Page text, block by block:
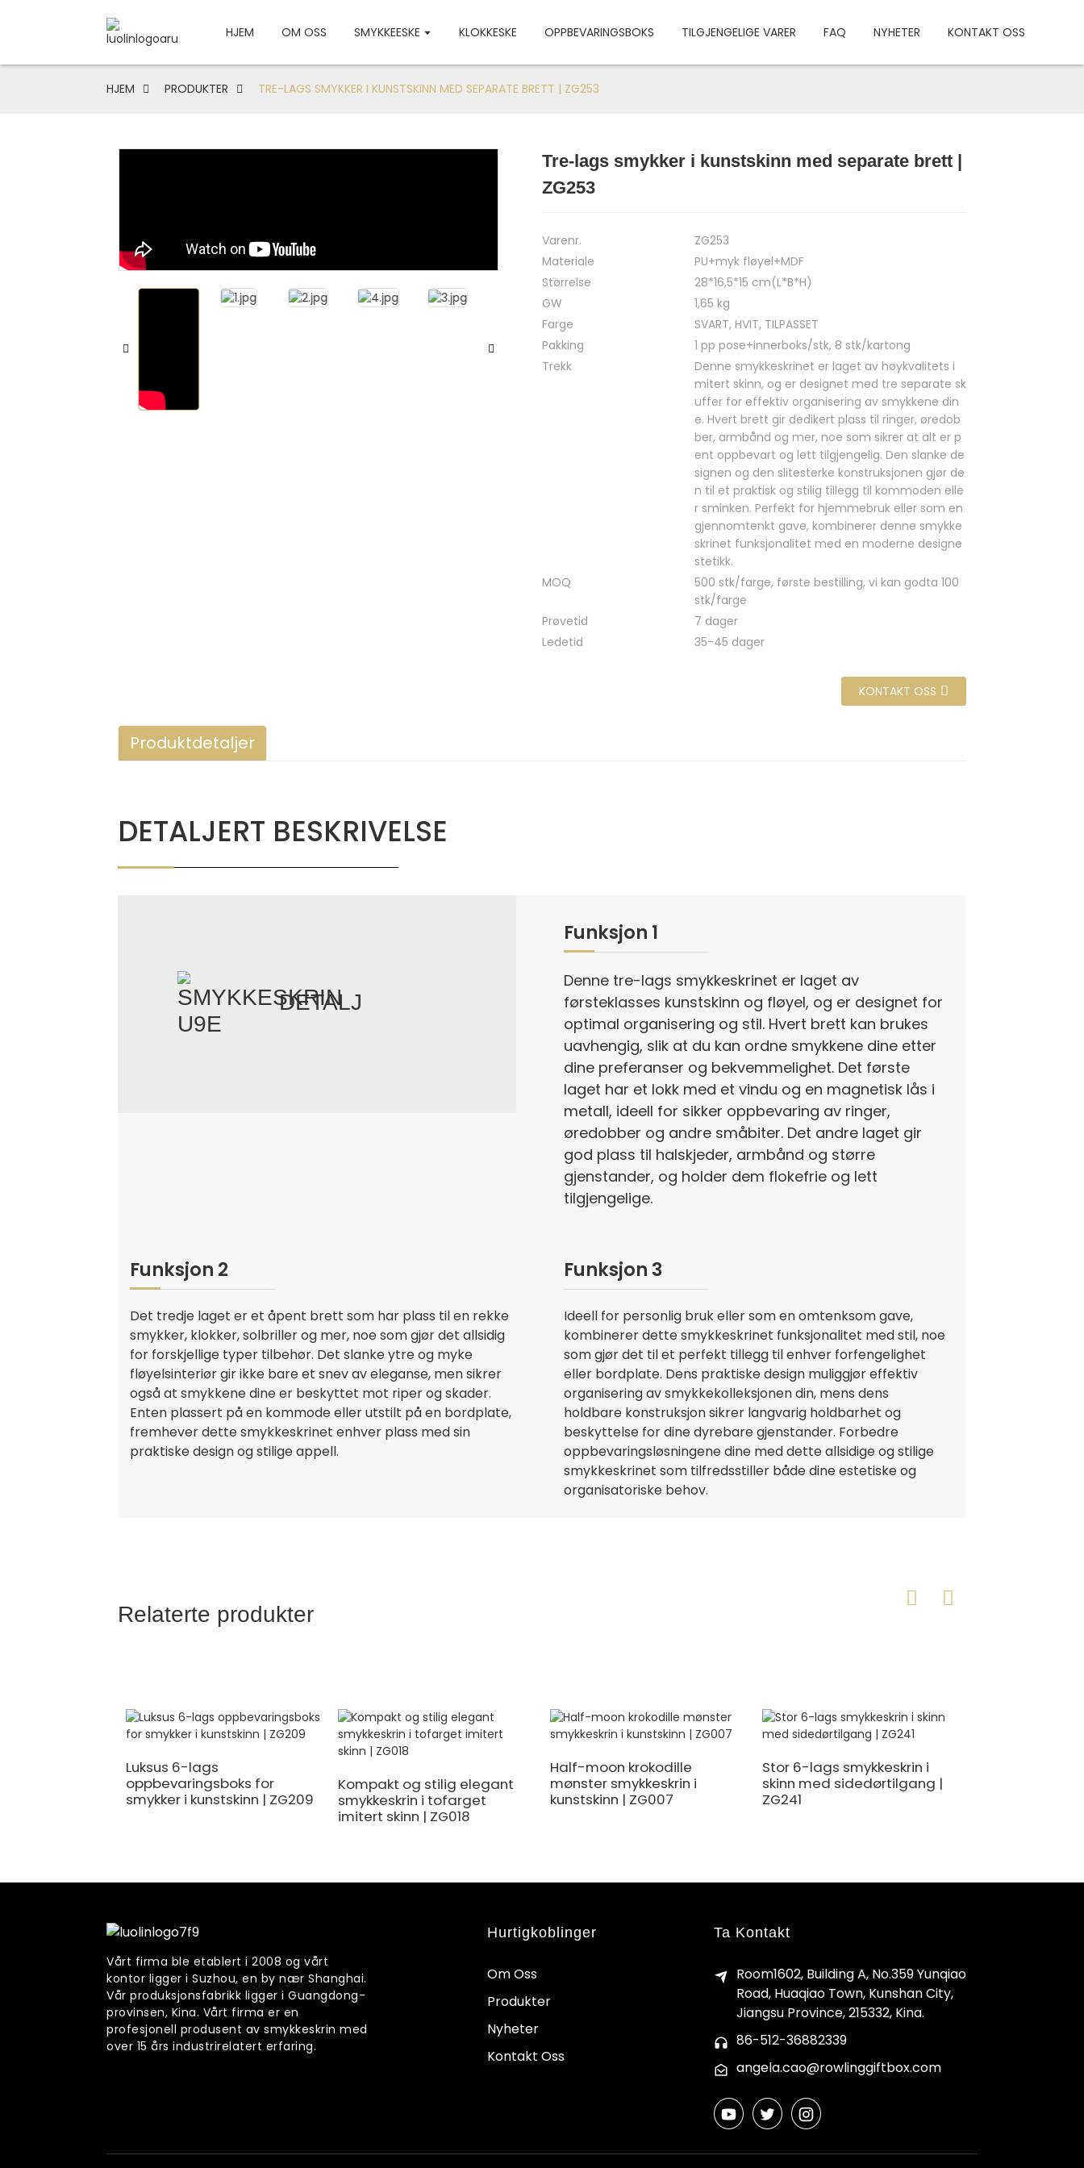
HJEM OM OSS SMYKKEESKE KLOKKESKE OPPBEVARINGSBOKS TILGJENGELIGE VARER FAQ NYHETER KONTAKT OSS
HJEM PRODUKTER TRE-LAGS SMYKKER I KUNSTSKINN MED SEPARATE BRETT | ZG253
Loading...
Loading...
Loading...
Loading...
Tre-lags smykker i kunstskinn med separate brett |
ZG253
Varenr.
ZG253
Materiale
PU+myk fløyel+MDF
Størrelse
28*16,5*15 cm(L*B*H)
GW
1,65 kg
Farge
SVART, HVIT, TILPASSET
Pakking
1 pp pose+innerboks/stk, 8 stk/kartong
Trekk
Denne smykkeskrinet er laget av høykvalitets i
mitert skinn, og er designet med tre separate sk
uffer for effektiv organisering av smykkene din
e. Hvert brett gir dedikert plass til ringer, øredob
ber, armbånd og mer, noe som sikrer at alt er p
ent oppbevart og lett tilgjengelig. Den slanke de
signen og den slitesterke konstruksjonen gjør de
n til et praktisk og stilig tillegg til kommoden elle
r sminken. Perfekt for hjemmebruk eller som en
gjennomtenkt gave, kombinerer denne smykke
skrinet funksjonalitet med en moderne designe
stetikk.
MOQ
500 stk/farge, første bestilling, vi kan godta 100
stk/farge
Prøvetid
7 dager
Ledetid
35-45 dager
KONTAKT OSS
Produktdetaljer
DETALJERT BESKRIVELSE
DETALJ
Funksjon 1
Denne tre-lags smykkeskrinet er laget av
førsteklasses kunstskinn og fløyel, og er designet for
optimal organisering og stil. Hvert brett kan brukes
uavhengig, slik at du kan ordne smykkene dine etter
dine preferanser og bekvemmelighet. Det første
laget har et lokk med et vindu og en magnetisk lås i
metall, ideell for sikker oppbevaring av ringer,
øredobber og andre småbiter. Det andre laget gir
god plass til halskjeder, armbånd og større
gjenstander, og holder dem flokefrie og lett
tilgjengelige.
Funksjon 2
Det tredje laget er et åpent brett som har plass til en rekke
smykker, klokker, solbriller og mer, noe som gjør det allsidig
for forskjellige typer tilbehør. Det slanke ytre og myke
fløyelsinteriør gir ikke bare et snev av eleganse, men sikrer
også at smykkene dine er beskyttet mot riper og skader.
Enten plassert på en kommode eller utstilt på en bordplate,
fremhever dette smykkeskrinet enhver plass med sin
praktiske design og stilige appell.
Funksjon 3
Ideell for personlig bruk eller som en omtenksom gave,
kombinerer dette smykkeskrinet funksjonalitet med stil, noe
som gjør det til et perfekt tillegg til enhver forfengelighet
eller bordplate. Dens praktiske design muliggjør effektiv
organisering av smykkekolleksjonen din, mens dens
holdbare konstruksjon sikrer langvarig holdbarhet og
beskyttelse for dine dyrebare gjenstander. Forbedre
oppbevaringsløsningene dine med dette allsidige og stilige
smykkeskrinet som tilfredsstiller både dine estetiske og
organisatoriske behov.
Relaterte produkter
Luksus 6-lags
oppbevaringsboks for
smykker i kunstskinn | ZG209
Kompakt og stilig elegant
smykkeskrin i tofarget
imitert skinn | ZG018
Half-moon krokodille
mønster smykkeskrin i
kunstskinn | ZG007
Stor 6-lags smykkeskrin i
skinn med sidedørtilgang |
ZG241
Vårt firma ble etablert i 2008 og vårt
kontor ligger i Suzhou, en by nær Shanghai.
Vår produksjonsfabrikk ligger i Guangdong-
provinsen, Kina. Vårt firma er en
profesjonell produsent av smykkeskrin med
over 15 års industrirelatert erfaring.
Hurtigkoblinger
Om Oss
Produkter
Nyheter
Kontakt Oss
Ta Kontakt
Room1602, Building A, No.359 Yunqiao
Road, Huaqiao Town, Kunshan City,
Jiangsu Province, 215332, Kina.
86-512-36882339
angela.cao@rowlinggiftbox.com